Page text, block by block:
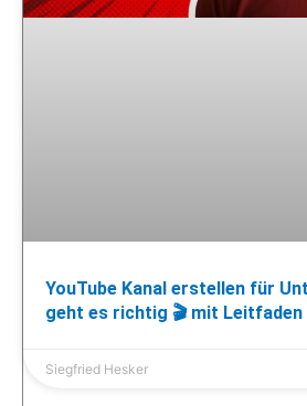
YouTube Kanal erstellen für
geht es richtig 🎬 mit Leitfaden
Siegfried Hesker